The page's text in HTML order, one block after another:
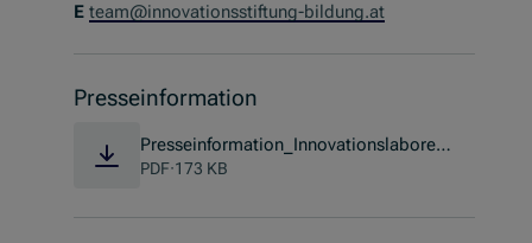
E team@innovationsstiftung-bildung.at
Presseinformation
Presseinformation_Innovationslabore f
ür Bildung 2021
PDF·173 KB